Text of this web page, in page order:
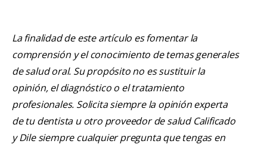
La finalidad de este artículo es fomentar la
comprensión y el conocimiento de temas generales
de salud oral. Su propósito no es sustituir la
opinión, el diagnóstico o el tratamiento
profesionales. Solicita siempre la opinión experta
de tu dentista u otro proveedor de salud Calificado
y Dile siempre cualquier pregunta que tengas en